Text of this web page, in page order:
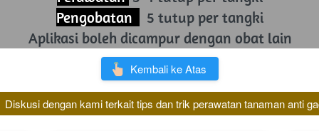
Pengobatan
  5 tutup per tangki
Aplikasi boleh dicampur dengan obat lain
` Kembali ke Atas
Diskusi dengan kami terkait tips dan trik perawatan tanaman anti